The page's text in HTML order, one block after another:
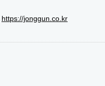
https://jonggun.co.kr